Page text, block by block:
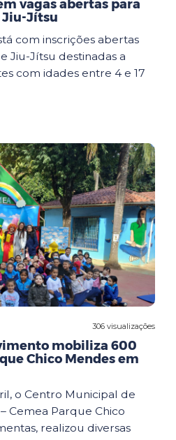
vagas abertas para
Jítsu
com inscrições abertas
Jiu-Jítsu destinadas a
com idades entre 4 e 17
306 visualizações
mobiliza 600
Chico Mendes em
o Centro Municipal de
Cemea Parque Chico
realizou diversas